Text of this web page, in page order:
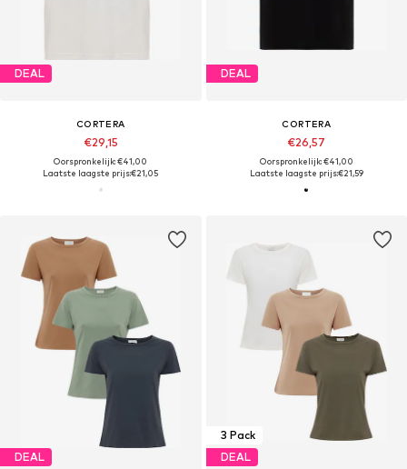
DEAL
CORTERA
€29,15
Oorspronkelijk: €41,00
Laatste laagste prijs:€21,05
DEAL
CORTERA
€26,57
Oorspronkelijk: €41,00
Laatste laagste prijs:€21,59
DEAL
3 Pack
DEAL